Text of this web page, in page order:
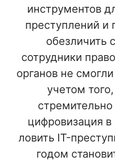
инструментов
преступлений и
обезличить
сотрудники
органов не
учетом
стремительно
цифровизация
ловить IT-
годом